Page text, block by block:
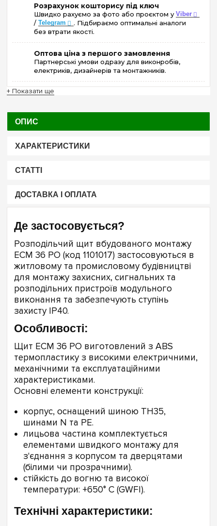
Розрахунок кошторису під ключ
Швидко рахуємо за фото або проєктом у Viber
/ Telegram
. Підбираємо оптимальні аналоги
без втрати якості.
Оптова ціна з першого замовлення
Партнерські умови одразу для виконробів,
електриків, дизайнерів та монтажників.
+ Показати ще
ОПИС
ХАРАКТЕРИСТИКИ
СТАТТІ
ДОСТАВКА І ОПЛАТА
Де застосовується?
Розподільчий щит вбудованого монтажу
ECM 36 PO (код 1101017) застосовуються в
житловому та промисловому будівництві
для монтажу захисних, сигнальних та
розподільних пристроїв модульного
виконання та забезпечують ступінь
захисту ІР40.
Особливості:
Щит ECM 36 PO виготовлений з ABS
термопластику з високими електричними,
механічними та експлуатаційними
характеристиками.
Основні елементи конструкції:
корпус, оснащений шиною TH35,
шинами N та PE.
лицьова частина комплектується
елементами швидкого монтажу для
з'єднання з корпусом та дверцятами
(білими чи прозрачними).
стійкість до вогню та високої
температури: +650° С (GWFI).
Технічні характеристики: